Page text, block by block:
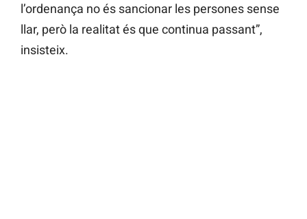
l’ordenança no és sancionar les persones sense
llar, però la realitat és que continua passant”,
insisteix.